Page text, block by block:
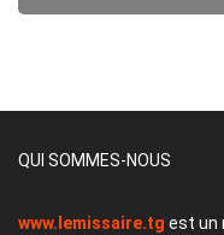
QUI SOMMES-NOUS
www.lemissaire.tg est un